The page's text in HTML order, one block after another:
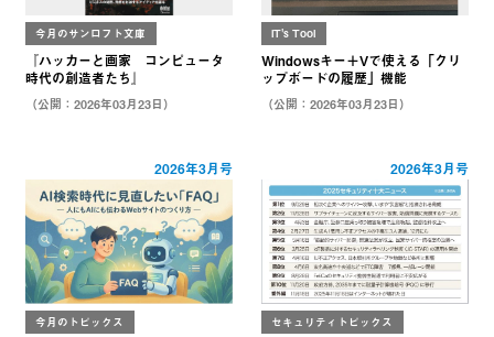
今月のサンロフト文庫
『ハッカーと画家 コンピュータ
時代の創造者たち』
（公開：2026年03月23日）
IT's Tool
Windowsキー＋Vで使える「クリ
ップボードの履歴」機能
（公開：2026年03月23日）
2026年3月号
今月のトピックス
2026年3月号
セキュリティトピックス